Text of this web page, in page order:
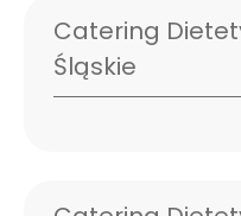
Catering
Śląskie